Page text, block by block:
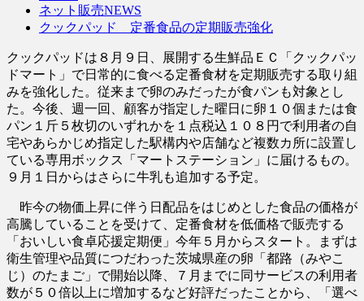
ネット販売NEWS
クックパッド 定番食品の定期販売強化
クックパッドは８月９日、展開する生鮮品ＥＣ「クックパッ
ドマート」で日常的に食べる定番食材を定期販売する取り組
みを強化した。従来まで卵のみだったが食パンも対象とし
た。今後、週一回、顧客が指定した曜日に卵１０個または食
パン１斤５枚切のいずれかを１点税込１０８円で利用者の自
宅やあらかじめ指定した駅構内や店舗など複数カ所に設置し
ている専用ボックス「マートステーション」に届けるもの。
９月１日からはさらに牛乳も追加する予定。
昨今の物価上昇に伴う日配品をはじめとした食品の価格が
高騰していることを受けて、定番食材を低価格で販売する
「おいしい食卓応援定期便」今年５月からスタート。まずは
衛生管理や品質につだわった茨城県産の卵「都路（みやこ
じ）のたまご」で開始以降、７月までに同サービスの利用者
数が５０倍以上に増加するなど好評だったことから、「選べ